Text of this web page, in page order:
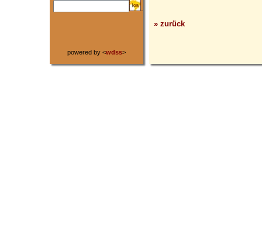
.
powered by <wdss>
» zurück